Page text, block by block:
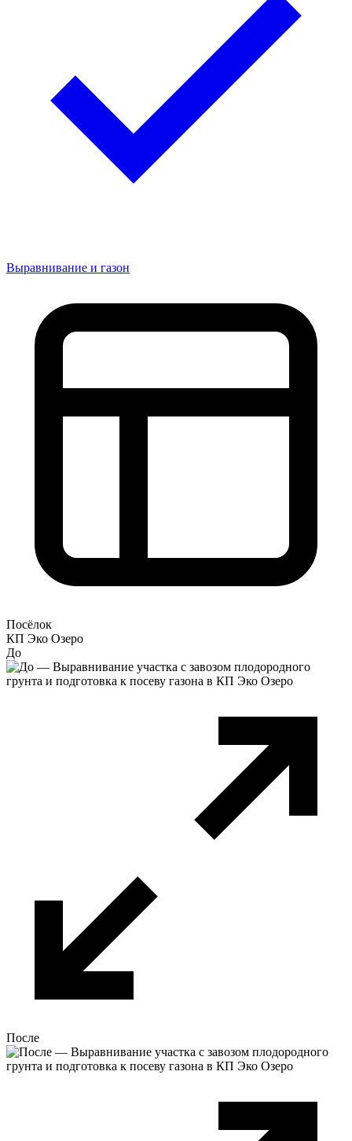
Выравнивание и газон
Посёлок
КП Эко Озеро
До
После